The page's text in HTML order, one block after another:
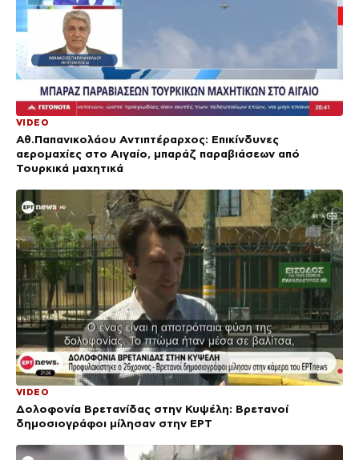
VIDEO
Αθ.Παπανικολάου Αντιπτέραρχος: Επικίνδυνες
αερομαχίες στο Αιγαίο, μπαράζ παραβιάσεων από
Τουρκικά μαχητικά
VIDEO
Δολοφονία Βρετανίδας στην Κυψέλη: Bρετανοί
δημοσιογράφοι μίλησαν στην ΕΡΤ